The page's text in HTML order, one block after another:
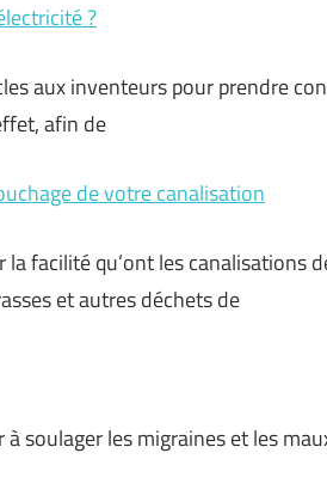
?
aux inventeurs pour prendre
afin de
de votre canalisation
facilité qu’ont les canalisations
et autres déchets de
à soulager les migraines et les